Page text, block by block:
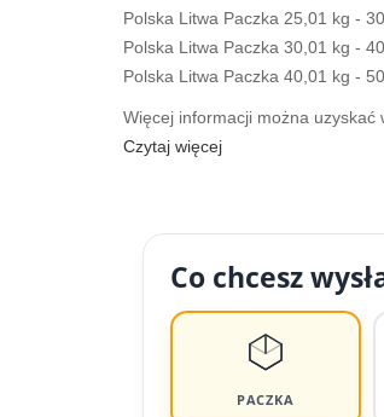
Polska Litwa Paczka 25,01 kg -
Polska Litwa Paczka 30,01 kg -
Polska Litwa Paczka 40,01 kg -
Więcej informacji można uzyskać
Czytaj więcej
Co chcesz
PACZKA